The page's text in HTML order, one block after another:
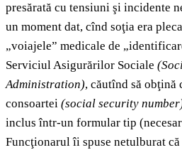
presărată cu tensiuni şi incidente
un moment dat, cînd soţia era
„voiajele” medicale de
Serviciul Asigurărilor Sociale (
Administration), căutînd să obţină
consoartei (social security
inclus într-un formular tip
Funcţionarul îi spuse netulburat